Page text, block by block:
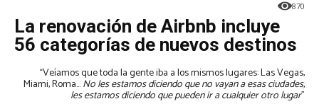
870
La renovación de Airbnb incluye
56 categorías de nuevos destinos
“Veíamos que toda la gente iba a los mismos lugares: Las Vegas,
Miami, Roma…No les estamos diciendo que no vayan a esas ciudades,
les estamos diciendo que pueden ir a cualquier otro lugar”